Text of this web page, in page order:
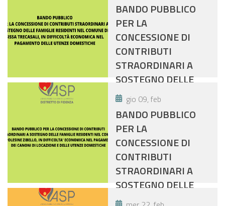
BANDO PUBBLICO
PER LA
CONCESSIONE DI
CONTRIBUTI
STRAORDINARI A
SOSTEGNO DELLE
FAMIGLIE RESIDENTI
NEL COMUNE DI
SISSA TRECASALI, IN
DIFFICOLTÀ
ECONOMICA NEL
PAGAMENTO DELLE
UTENZE
DOMESTICHE
gio 09, feb
BANDO PUBBLICO
PER LA
CONCESSIONE DI
CONTRIBUTI
STRAORDINARI A
SOSTEGNO DELLE
FAMIGLIE RESIDENTI